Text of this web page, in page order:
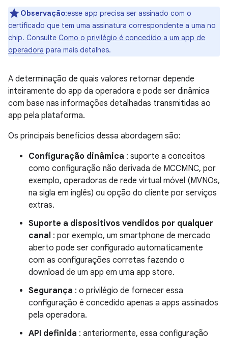
Observação:esse app precisa ser assinado com o
certificado que tem uma assinatura correspondente a uma no
chip. Consulte Como o privilégio é concedido a um app de
operadora para mais detalhes.
A determinação de quais valores retornar depende
inteiramente do app da operadora e pode ser dinâmica
com base nas informações detalhadas transmitidas ao
app pela plataforma.
Os principais benefícios dessa abordagem são:
Configuração dinâmica : suporte a conceitos
como configuração não derivada de MCCMNC, por
exemplo, operadoras de rede virtual móvel (MVNOs,
na sigla em inglês) ou opção do cliente por serviços
extras.
Suporte a dispositivos vendidos por qualquer
canal : por exemplo, um smartphone de mercado
aberto pode ser configurado automaticamente
com as configurações corretas fazendo o
download de um app em uma app store.
Segurança : o privilégio de fornecer essa
configuração é concedido apenas a apps assinados
pela operadora.
API definida : anteriormente, essa configuração